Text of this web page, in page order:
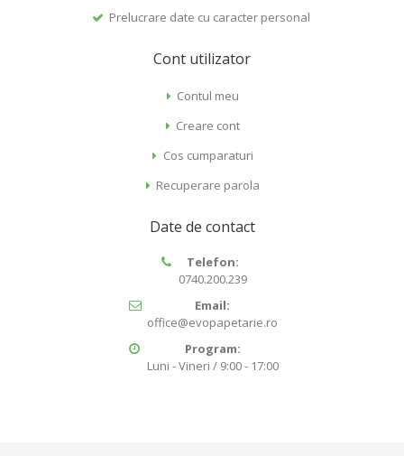
Prelucrare date cu caracter personal
Cont utilizator
Contul meu
Creare cont
Cos cumparaturi
Recuperare parola
Date de contact
Telefon:
0740.200.239
Email:
office@evopapetarie.ro
Program:
Luni - Vineri / 9:00 - 17:00